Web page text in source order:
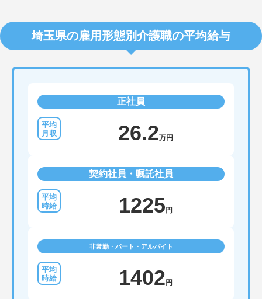
す。特養という大きな施設でありながら、
ここにはユニットごとに小規模単位の家庭
的な暮らしがあります。スタッフは一定期
間、それぞれのユニットを専任で担当する
なります。これまで歩んでこられた生き方
とりの暮らし方を尊重し、人間の尊厳にふ
さわしい介護ケアをいたします。
埼玉県の雇用形態別介護職の平均給与
正社員
26.2万円
契約社員・嘱託社員
1225 円
非常勤・パート・アルバイト
1402 円